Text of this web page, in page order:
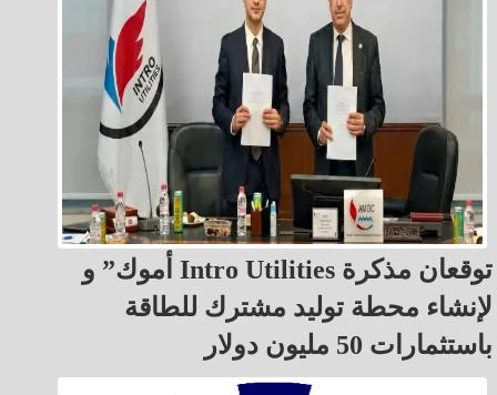
أموك” و Intro Utilities توقعان مذكرة
لإنشاء محطة توليد مشترك للطاقة
باستثمارات 50 مليون دولار